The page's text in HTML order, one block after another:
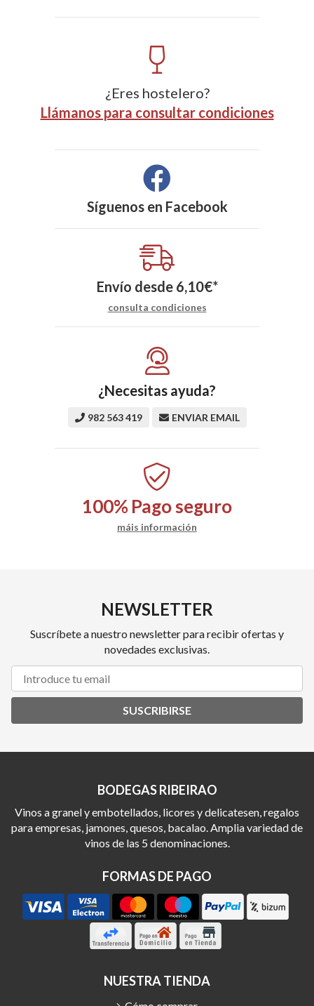
¿Eres hostelero?
Llámanos para consultar condiciones
Síguenos en Facebook
Envío desde 6,10€*
consulta condiciones
¿Necesitas ayuda?
982 563 419 ENVIAR EMAIL
100%Pago seguro
máis información
NEWSLETTER
Suscríbete a nuestro newsletter para recibir ofertas y
novedades exclusivas.
SUSCRIBIRSE
BODEGAS RIBEIRAO
Vinos a granel y embotellados, licores y delicatesen, regalos
para empresas, jamones, quesos, bacalao. Amplia variedad de
vinos de las 5 denominaciones.
FORMAS DE PAGO
NUESTRA TIENDA